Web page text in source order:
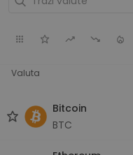
Valuta
Bitcoin
BTC